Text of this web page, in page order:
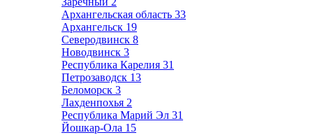
Архангельская область 33
Архангельск 19
Северодвинск 8
Новодвинск 3
Республика Карелия 31
Петрозаводск 13
Беломорск 3
Лахденпохья 2
Республика Марий Эл 31
Йошкар-Ола 15